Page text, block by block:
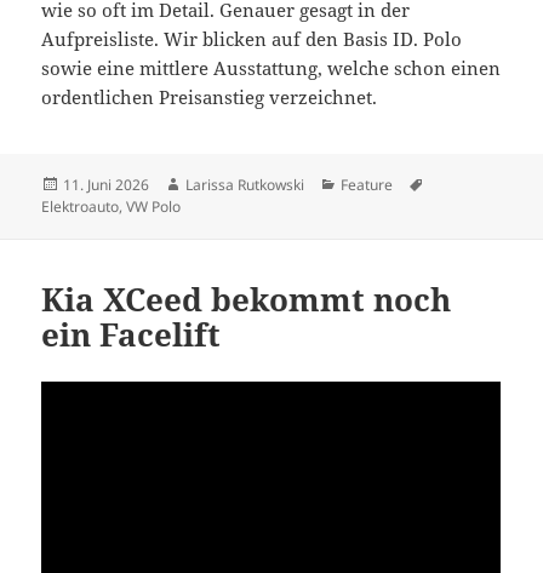
wie so oft im Detail. Genauer gesagt in der
Aufpreisliste. Wir blicken auf den Basis ID. Polo
sowie eine mittlere Ausstattung, welche schon einen
ordentlichen Preisanstieg verzeichnet.
Veröffentlicht
am
11. Juni 2026 Autor
Larissa Rutkowski Kategorien
Feature
Elektroauto,VW Polo
Kia XCeed bekommt noch
ein Facelift